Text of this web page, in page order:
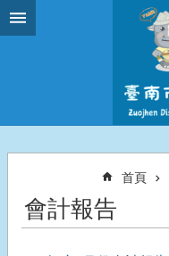
跳到主要內容區塊
首頁
會計報告